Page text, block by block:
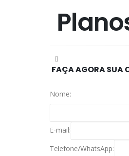
FAÇA AGORA SUA
Nome:
E-mail:
Telefone/WhatsApp: